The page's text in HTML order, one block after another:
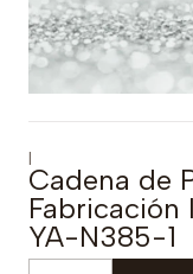
|
Cadena de
YA-N385-1